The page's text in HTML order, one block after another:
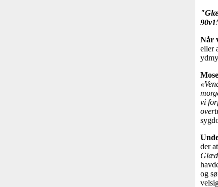
Når
eller
vi
der
Glæd
og